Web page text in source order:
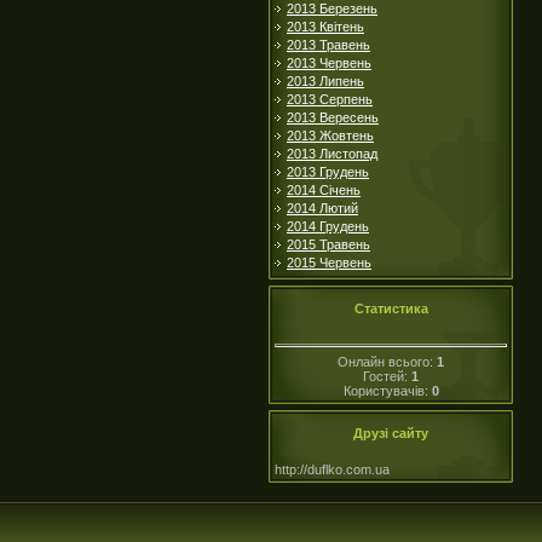
2013 Березень
2013 Квітень
2013 Травень
2013 Червень
2013 Липень
2013 Серпень
2013 Вересень
2013 Жовтень
2013 Листопад
2013 Грудень
2014 Січень
2014 Лютий
2014 Грудень
2015 Травень
2015 Червень
Статистика
Онлайн всього: 1
Гостей: 1
Користувачів: 0
Друзі сайту
http://duflko.com.ua